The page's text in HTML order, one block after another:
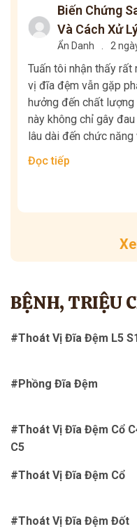
Biến Chứng
Và Cách Xử
Ẩn Danh . 2
Tuấn tôi nhận thấy rất
vị đĩa đệm vẫn gặp
hưởng đến chất
này không chỉ gây
lâu dài đến chức
Đọc tiếp
BỆNH, TRIỆU
#Thoát Vị Đĩa Đệm L5 S1
#Phồng Đĩa Đệm
#Thoát Vị Đĩa Đệm Cổ
C5
#Thoát Vị Đĩa Đệm Cổ
#Thoát Vị Đĩa Đệm Đốt